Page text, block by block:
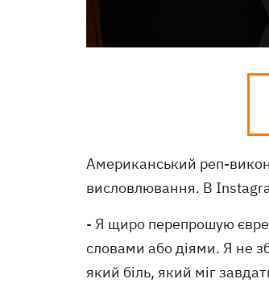
Американський реп-
висловлювання. В
- Я щиро перепрошую
словами або діями. Я не
який біль, який міг